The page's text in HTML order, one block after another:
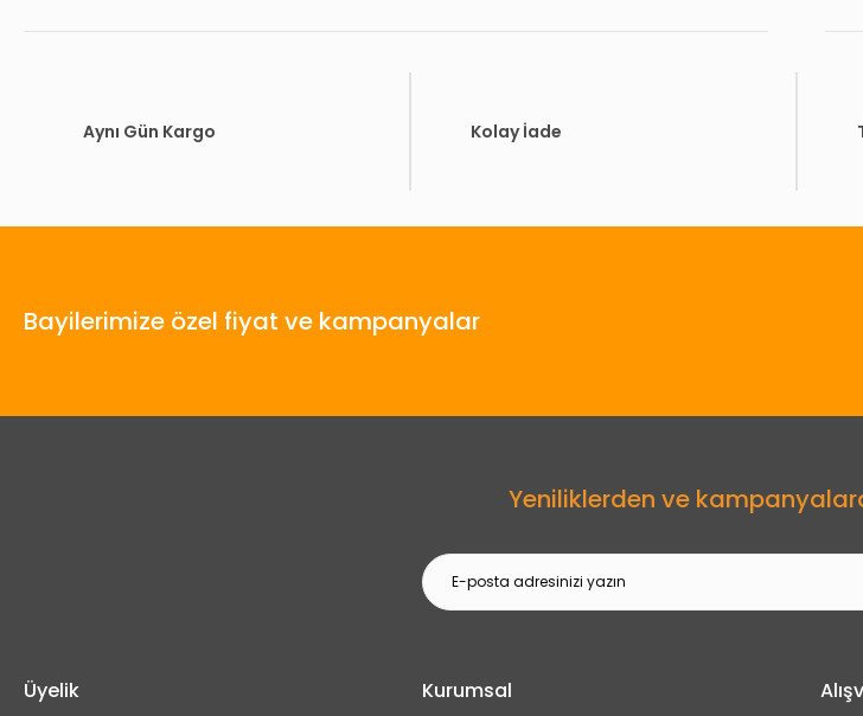
Gönder
Aynı Gün Kargo Kolay İade
Bayilerimize özel fiyat ve kampanyalar
Yeniliklerden ve
Üyelik Kurumsal